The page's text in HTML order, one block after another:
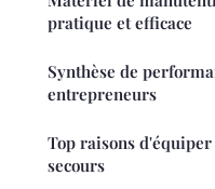
pratique et efficace
Synthèse de
entrepreneurs
Top raisons
secours